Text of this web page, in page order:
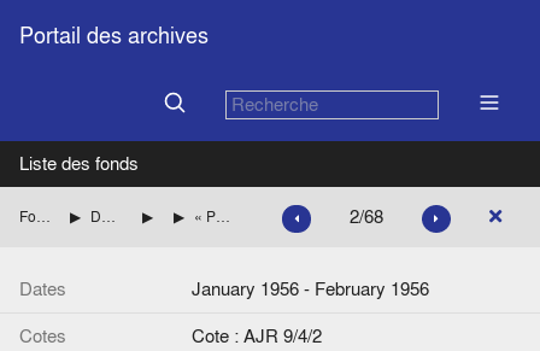
Portail des archives
Liste des fonds
Fonds Jacques-René Rabier Dossiers thématiques sur la construction européenne Europe sociale
« Pour une société sans classes ? », de Th. Cardonnel, Economie et Humanisme 2/68
Dates
January 1956 - February 1956
Cotes
Cote : AJR 9/4/2